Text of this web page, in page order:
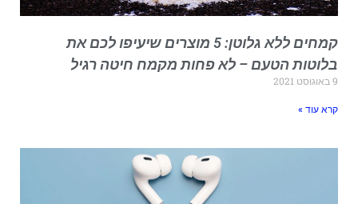
קמחים ללא גלוטן: 5 מוצרים שיעיפו לכם את
הטעם – לא פחות מקמח חיטה רגיל
עוד »